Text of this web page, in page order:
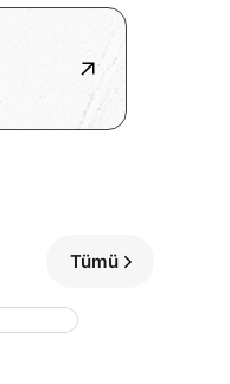
Tümü